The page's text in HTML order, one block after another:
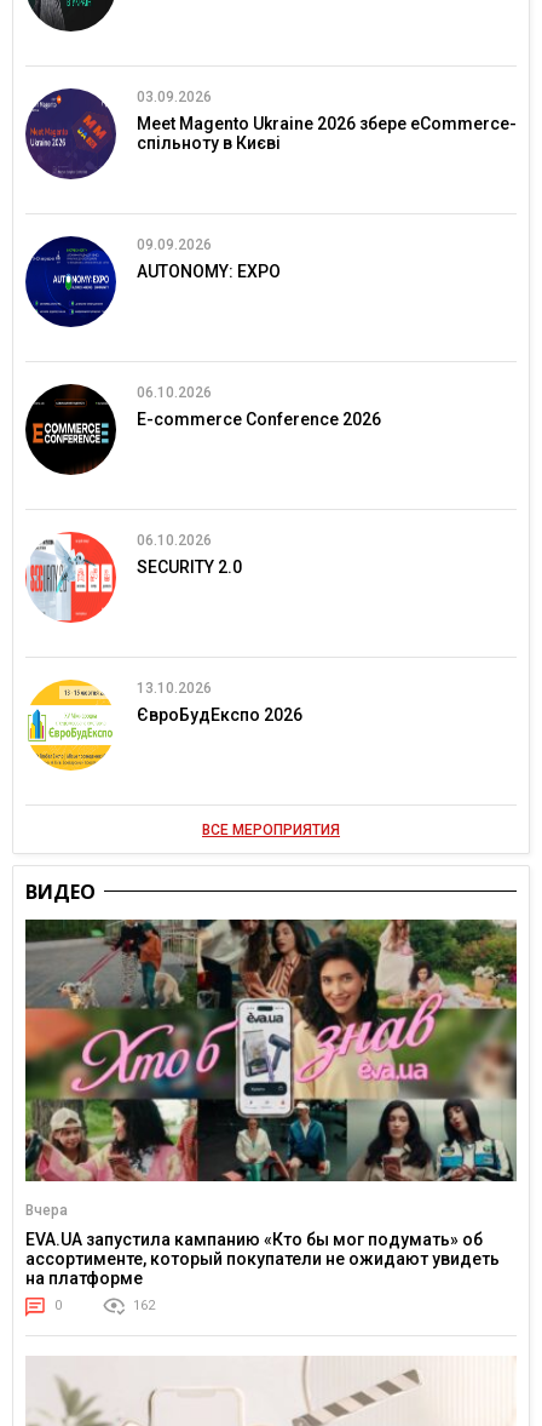
03.09.2026
Meet Magento Ukraine 2026 збере eCommerce-
спільноту в Києві
09.09.2026
AUTONOMY: EXPO
06.10.2026
E-commerce Conference 2026
06.10.2026
SECURITY 2.0
13.10.2026
ЄвроБудЕкспо 2026
ВСЕ МЕРОПРИЯТИЯ
ВИДЕО
Вчера
EVA.UA запустила кампанию «Кто бы мог подумать» об
ассортименте, который покупатели не ожидают увидеть
на платформе
0 162